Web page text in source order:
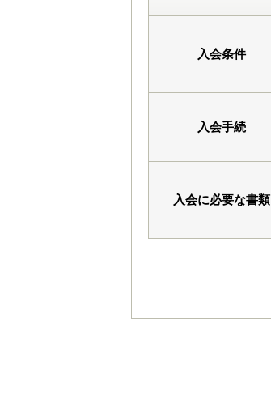
入会条件
入会手続
入会に必要な書類